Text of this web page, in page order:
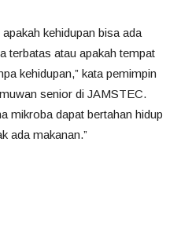
kehidupan bisa ada
terbatas atau apakah tempat
kehidupan,” kata pemimpin
senior di JAMSTEC.
mikroba dapat bertahan hidup
ada makanan.”